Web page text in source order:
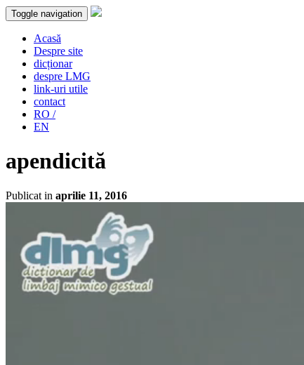
Toggle navigation
Acasă
Despre site
dicționar
despre LMG
link-uri utile
contact
RO /
EN
apendicită
Publicat in aprilie 11, 2016